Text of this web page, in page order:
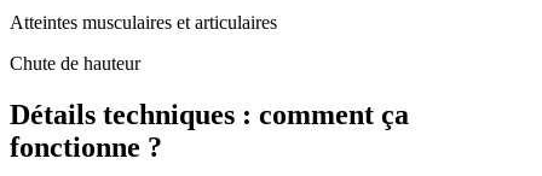
Atteintes musculaires et articulaires
Chute de hauteur
Détails techniques : comment ça
fonctionne ?